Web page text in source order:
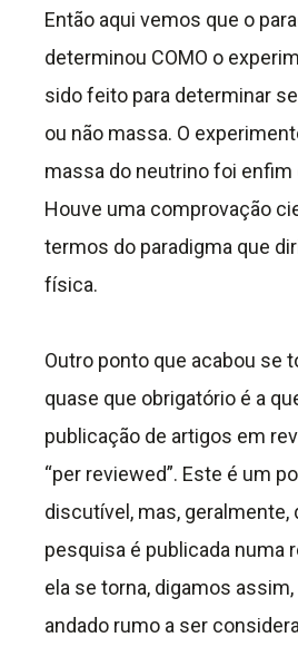
Então aqui vemos que o
determinou COMO o
sido feito para determinar
ou não massa. O
massa do neutrino foi enfim
Houve uma comprovação
termos do paradigma que
física.
Outro ponto que acabou se
quase que obrigatório é a
publicação de artigos em
“per reviewed”. Este é um
discutível, mas, geralmente,
pesquisa é publicada numa
ela se torna, digamos
andado rumo a ser